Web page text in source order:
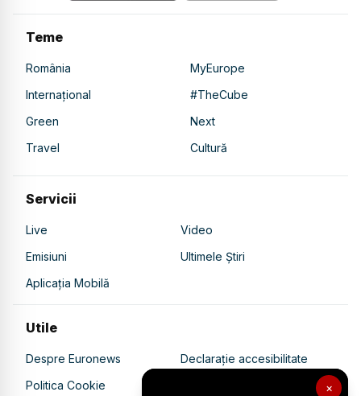
×
Teme
România
MyEurope
Internațional
#TheCube
Green
Next
Travel
Cultură
Servicii
Live
Video
Emisiuni
Ultimele Știri
Aplicația Mobilă
Utile
Despre Euronews
Declarație accesibilitate
Politica Cookie
Politica de confidențialitate